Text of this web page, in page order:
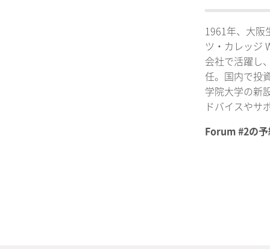
1961年、大阪
ツ・カレッジ
会社で活躍し
任。国内で投
学院大学の新
ドバイスやサ
Forum #2の予